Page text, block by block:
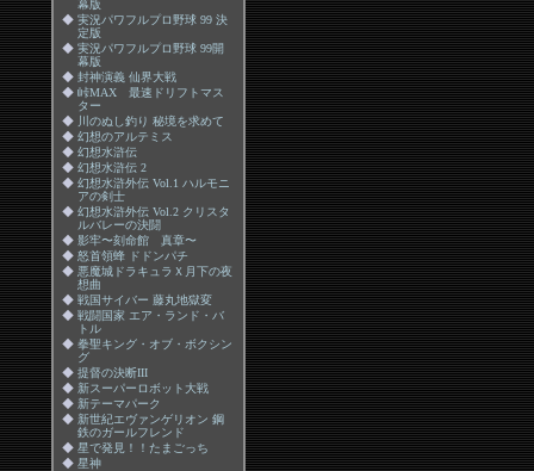
幕版
◆ 実況パワフルプロ野球 99 決
定版
◆ 実況パワフルプロ野球 99開
幕版
◆ 封神演義 仙界大戦
◆ 峠MAX 最速ドリフトマス
ター
◆
川のぬし釣り 秘境を求めて
◆ 幻想のアルテミス
◆ 幻想水滸伝
◆ 幻想水滸伝 2
◆ 幻想水滸外伝 Vol.1 ハルモニ
アの剣士
◆ 幻想水滸外伝 Vol.2 クリスタ
ルバレーの決闘
◆ 影牢〜刻命館 真章〜
◆ 怒首領蜂 ドドンパチ
◆ 悪魔城ドラキュラＸ月下の夜
想曲
◆ 戦国サイバー 藤丸地獄変
◆ 戦闘国家 エア・ランド・バ
トル
◆ 拳聖キング・オブ・ボクシン
グ
◆ 提督の決断III
◆ 新スーパーロボット大戦
◆ 新テーマパーク
◆ 新世紀エヴァンゲリオン 鋼
鉄のガールフレンド
◆ 星で発見！！たまごっち
◆ 星神